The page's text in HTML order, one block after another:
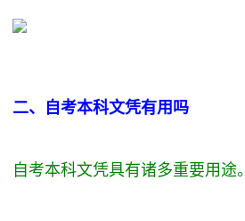
二、自考本科文凭有用吗
自考本科文凭具有诸多重要用途。